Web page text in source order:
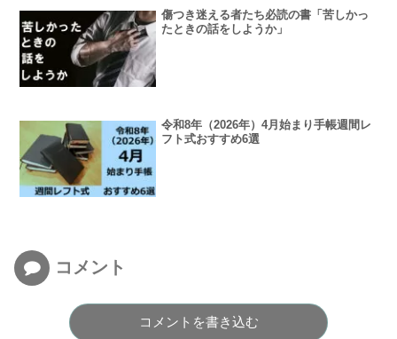
傷つき迷える者たち必読の書「苦しかっ
たときの話をしようか」
令和8年（2026年）4月始まり手帳週間レ
フト式おすすめ6選
コメント
コメントを書き込む